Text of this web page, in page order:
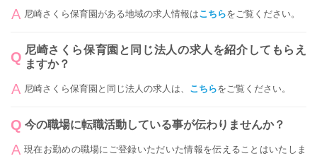
尼崎さくら保育園がある地域の求人情報はこちらをご覧ください。
尼崎さくら保育園と同じ法人の求人を紹介してもらえ
ますか？
尼崎さくら保育園と同じ法人の求人は、 こちらをご覧ください。
今の職場に転職活動している事が伝わりませんか？
現在お勤めの職場にご登録いただいた情報を伝えることはいたしま